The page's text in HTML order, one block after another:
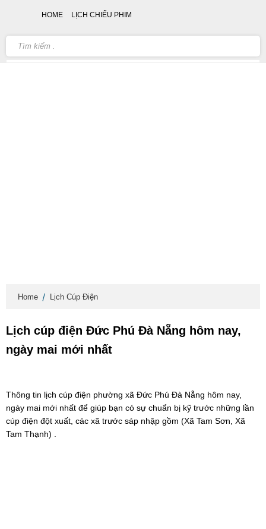
Home Lịch Cúp Điện
Lịch cúp điện Đức Phú Đà Nẵng hôm nay,
ngày mai mới nhất
Thông tin lịch cúp điện phường xã Đức Phú Đà Nẵng hôm nay,
ngày mai mới nhất để giúp bạn có sự chuẩn bị kỹ trước những lần
cúp điện đột xuất, các xã trước sáp nhập gồm (Xã Tam Sơn, Xã
Tam Thạnh) .
HOME LỊCH CHIẾU PHIM